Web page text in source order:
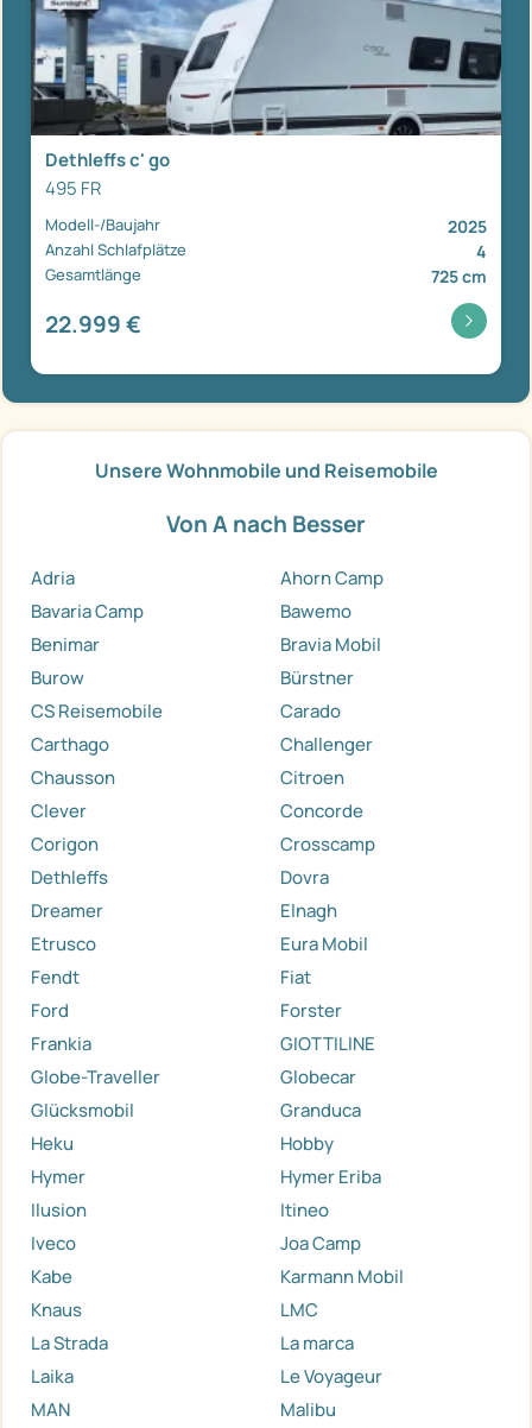
Dethleffs c' go
495 FR
Modell-/Baujahr 2025
Anzahl Schlafplätze 4
Gesamtlänge 725 cm
22.999 €
Unsere Wohnmobile und Reisemobile
Von A nach Besser
Adria
Ahorn Camp
Bavaria Camp
Bawemo
Benimar
Bravia Mobil
Burow
Bürstner
CS Reisemobile
Carado
Carthago
Challenger
Chausson
Citroen
Clever
Concorde
Corigon
Crosscamp
Dethleffs
Dovra
Dreamer
Elnagh
Etrusco
Eura Mobil
Fendt
Fiat
Ford
Forster
Frankia
GIOTTILINE
Globe-Traveller
Globecar
Glücksmobil
Granduca
Heku
Hobby
Hymer
Hymer Eriba
Ilusion
Itineo
Iveco
Joa Camp
Kabe
Karmann Mobil
Knaus
LMC
La Strada
La marca
Laika
Le Voyageur
MAN
Malibu